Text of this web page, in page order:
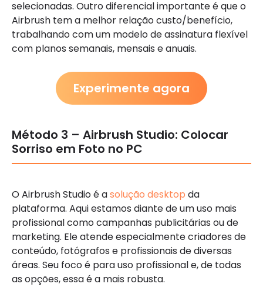
selecionadas. Outro diferencial importante é que o
Airbrush tem a melhor relação custo/benefício,
trabalhando com um modelo de assinatura flexível
com planos semanais, mensais e anuais.
Experimente agora
Método 3 – Airbrush Studio: Colocar
Sorriso em Foto no PC
O Airbrush Studio é asolução desktop da
plataforma. Aqui estamos diante de um uso mais
profissional como campanhas publicitárias ou de
marketing. Ele atende especialmente criadores de
conteúdo, fotógrafos e profissionais de diversas
áreas. Seu foco é para uso profissional e, de todas
as opções, essa é a mais robusta.